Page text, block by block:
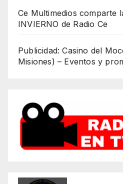
Ce Multimedios comparte
INVIERNO de Radio Ce
Publicidad: Casino del
Misiones) – Eventos y